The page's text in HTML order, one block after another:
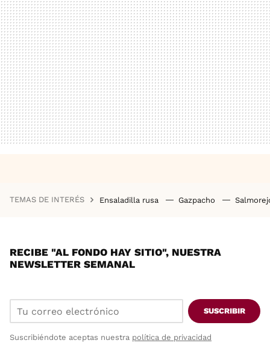
TEMAS DE INTERÉS Ensaladilla rusa Gazpacho
RECIBE "AL FONDO HAY SITIO", NUESTRA
NEWSLETTER SEMANAL
SUSCRIBIR
Suscribiéndote aceptas nuestra política de privacidad